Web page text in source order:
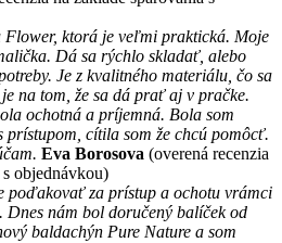
Flower, ktorá je veľmi praktická. Moje
Dá sa rýchlo skladať, alebo
Je z kvalitného materiálu, čo sa
na tom, že sa dá prať aj v pračke.
ochotná a príjemná. Bola som
prístupom, cítila som že chcú pomôcť.
Eva Borosova (overená recenzia
objednávkou)
poďakovať za prístup a ochotu vrámci
Dnes nám bol doručený balíček od
baldachýn Pure Nature a som